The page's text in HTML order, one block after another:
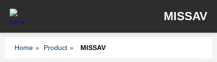
MISSAV
Home » Product » MISSAV